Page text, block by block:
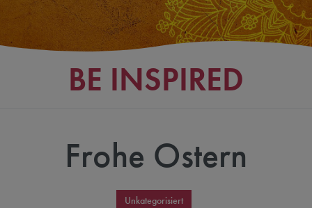
BE INSPIRED
Frohe Ostern
Unkategorisiert